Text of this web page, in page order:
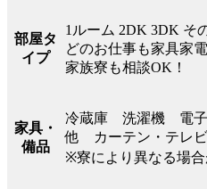
部屋タ
イプ
1ルーム 2DK 3DK そ
どのお仕事も家具家
家族寮も相談OK！
家具・
備品
冷蔵庫 洗濯機 電
他 カーテン・テレビ
※寮により異なる場合